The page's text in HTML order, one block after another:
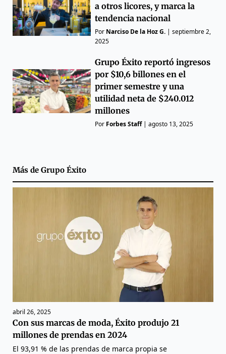
a otros licores, y marca la
tendencia nacional
Por Narciso De la Hoz G. |septiembre 2,
2025
Grupo Éxito reportó ingresos
por $10,6 billones en el
primer semestre y una
utilidad neta de $240.012
millones
Por Forbes Staff|agosto 13, 2025
Más de Grupo Éxito
abril 26, 2025
Con sus marcas de moda, Éxito produjo 21
millones de prendas en 2024
El 93,91 % de las prendas de marca propia se